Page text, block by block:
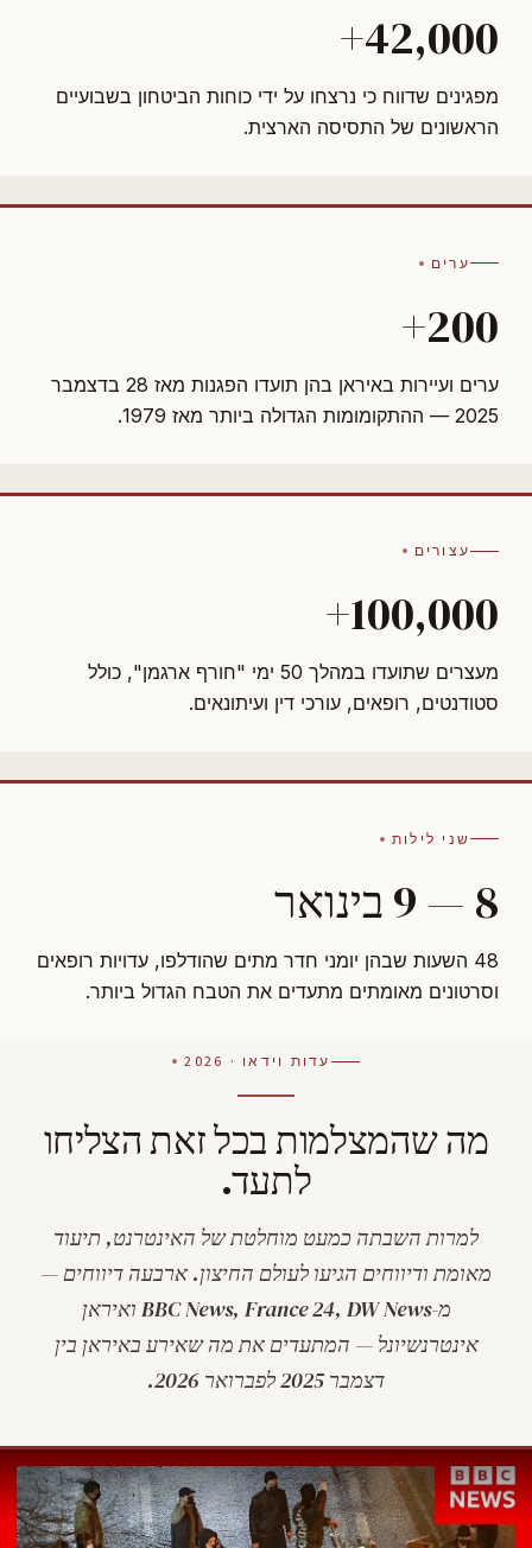
42,000+
מפגינים שדווח כי נרצחו על ידי כוחות הביטחון בשבועיים
הראשונים של התסיסה הארצית.
ערים
200+
ערים ועיירות באיראן בהן תועדו הפגנות מאז 28 בדצמבר
2025 — ההתקומומות הגדולה ביותר מאז 1979.
עצורים
100,000+
מעצרים שתועדו במהלך 50 ימי "חורף ארגמן", כולל
סטודנטים, רופאים, עורכי דין ועיתונאים.
שני לילות
8 — 9 בינואר
48 השעות שבהן יומני חדר מתים שהודלפו, עדויות רופאים
וסרטונים מאומתים מתעדים את הטבח הגדול ביותר.
עדות וידאו · 2026
מה שהמצלמות בכל זאת הצליחו
לתעד.
למרות השבתה כמעט מוחלטת של האינטרנט, תיעוד
מאומת ודיווחים הגיעו לעולם החיצון. ארבעה דיווחים —
מ-BBC News, France 24, DW News ואיראן
אינטרנשיונל — המתעדים את מה שאירע באיראן בין
דצמבר 2025 לפברואר 2026.